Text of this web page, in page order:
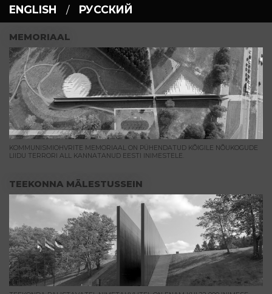
ENGLISH / РУССКИЙ
MEMORIAAL
KOMMUNISMIOHVRITE MEMORIAAL ON PÜHENDATUD KÕIGILE NÕUKOGUDE
LIIDU TERRORI ALL KANNATANUD EESTI INIMESTELE.
TEEKONNA MÄLESTUSSEIN